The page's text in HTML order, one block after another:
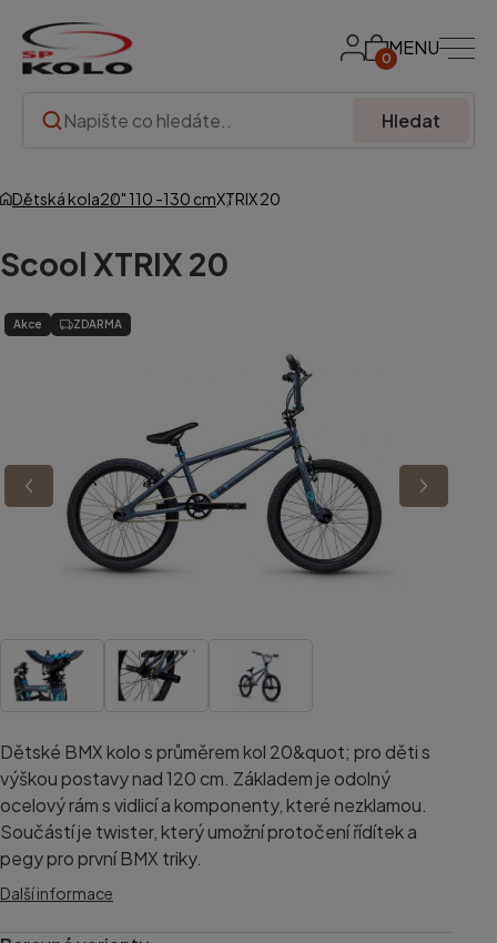
0MENU
Hledat
Dětská kola20" 110 -130 cmXTRIX 20
Scool XTRIX 20
Akce ZDARMA
Dětské BMX kolo s průměrem kol 20&quot; pro děti s
výškou postavy nad 120 cm. Základem je odolný
ocelový rám s vidlicí a komponenty, které nezklamou.
Součástí je twister, který umožní protočení řídítek a
pegy pro první BMX triky.
Další informace